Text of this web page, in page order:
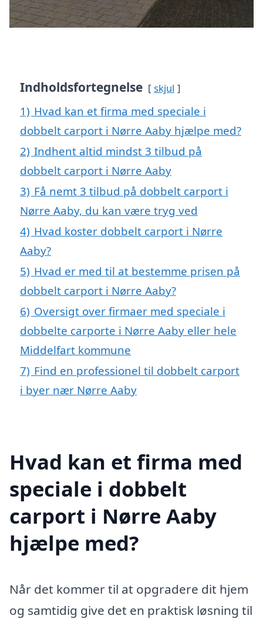
Indholdsfortegnelse skjul
1) Hvad kan et firma med speciale i
dobbelt carport i Nørre Aaby hjælpe med?
2) Indhent altid mindst 3 tilbud på
dobbelt carport i Nørre Aaby
3) Få nemt 3 tilbud på dobbelt carport i
Nørre Aaby, du kan være tryg ved
4) Hvad koster dobbelt carport i Nørre
Aaby?
5) Hvad er med til at bestemme prisen på
dobbelt carport i Nørre Aaby?
6) Oversigt over firmaer med speciale i
dobbelte carporte i Nørre Aaby eller hele
Middelfart kommune
7) Find en professionel til dobbelt carport
i byer nær Nørre Aaby
Hvad kan et firma med
speciale i dobbelt
carport i Nørre Aaby
hjælpe med?
Når det kommer til at opgradere dit hjem
og samtidig give det en praktisk løsning til